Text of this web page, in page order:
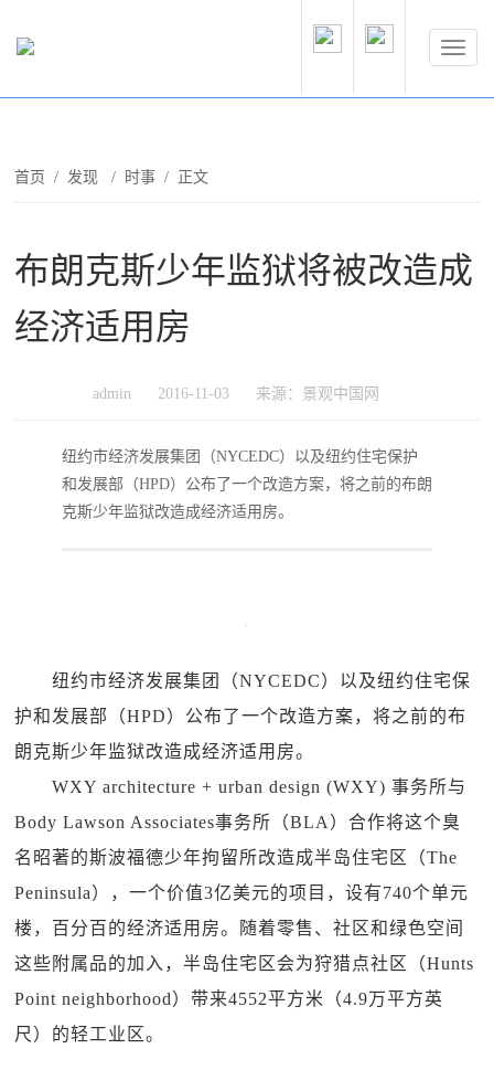
首页 /发现 / 时事 / 正文
布朗克斯少年监狱将被改造成
经济适用房
admin 2016-11-03 来源：景观中国网
纽约市经济发展集团（NYCEDC）以及纽约住宅保护
和发展部（HPD）公布了一个改造方案，将之前的布朗
克斯少年监狱改造成经济适用房。
纽约市经济发展集团（NYCEDC）以及纽约住宅保
护和发展部（HPD）公布了一个改造方案，将之前的布
朗克斯少年监狱改造成经济适用房。
WXY architecture + urban design (WXY) 事务所与
Body Lawson Associates事务所（BLA）合作将这个臭
名昭著的斯波福德少年拘留所改造成半岛住宅区（The
Peninsula），一个价值3亿美元的项目，设有740个单元
楼，百分百的经济适用房。随着零售、社区和绿色空间
这些附属品的加入，半岛住宅区会为狩猎点社区（Hunts
Point neighborhood）带来4552平方米（4.9万平方英
尺）的轻工业区。